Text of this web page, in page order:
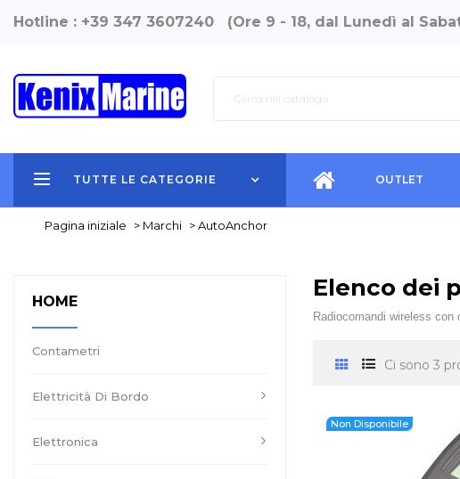
Hotline : +39 347 3607240 (Ore 9 - 18, dal Lunedì al
TUTTE LE CATEGORIE OUTLET
Pagina iniziale > Marchi >AutoAnchor
HOME
Contametri
Elettricità Di Bordo
Elettronica
Elenco dei
Radiocomandi wireless
Ci sono 3
Non Disponibile